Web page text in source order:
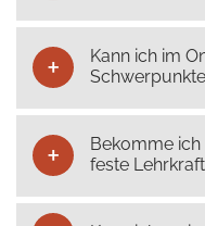
Kann ich im
Bekomme ich
feste